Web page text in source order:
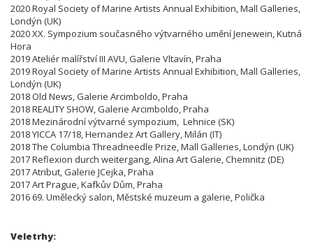
2020 Royal Society of Marine Artists Annual Exhibition, Mall Galleries,
Londýn (UK)
2020 XX. Sympozium současného výtvarného umění Jenewein, Kutná
Hora
2019 Ateliér malířství III AVU, Galerie Vltavín, Praha
2019 Royal Society of Marine Artists Annual Exhibition, Mall Galleries,
Londýn (UK)
2018 Old News, Galerie Arcimboldo, Praha
2018 REALITY SHOW, Galerie Arcimboldo, Praha
2018 Mezinárodní výtvarné sympozium, Lehnice (SK)
2018 YICCA 17/18, Hernandez Art Gallery, Milán (IT)
2018 The Columbia Threadneedle Prize, Mall Galleries, Londýn (UK)
2017 Reflexion durch weitergang, Alina Art Galerie, Chemnitz (DE)
2017 Atribut, Galerie JCejka, Praha
2017 Art Prague, Kafkův Dům, Praha
2016 69. Umělecký salon, Městské muzeum a galerie, Polička
Veletrhy: